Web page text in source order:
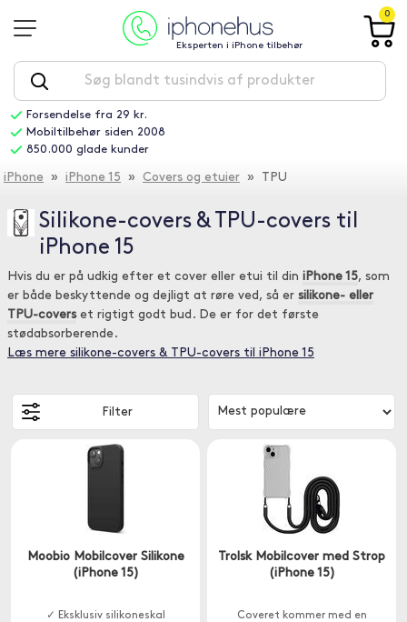
Eksperten i iPhone tilbehør
0
Forsendelse fra 29 kr.
Mobiltilbehør siden 2008
850.000 glade kunder
iPhone » iPhone 15 » Covers og etuier » TPU
Silikone-covers & TPU-covers til
iPhone 15
Hvis du er på udkig efter et cover eller etui til din iPhone 15, som
er både beskyttende og dejligt at røre ved, så er silikone- eller
TPU-coverset rigtigt godt bud. De er for det første
stødabsorberende.
Læs mere silikone-covers & TPU-covers til iPhone 15
Filter
Moobio Mobilcover Silikone
(iPhone 15)
✓ Eksklusiv silikoneskal
Trolsk Mobilcover med Strop
(iPhone 15)
Coveret kommer med en